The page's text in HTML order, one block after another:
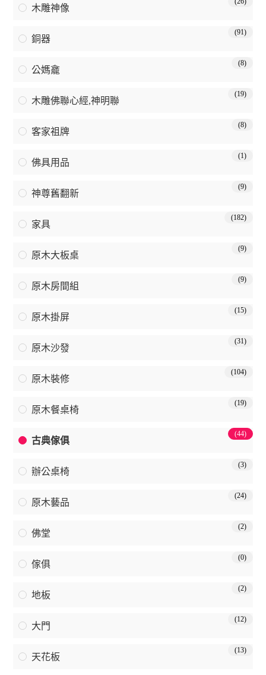
木雕神像
銅器
(91)
公媽龕
(8)
木雕佛聯心經,神明聯
(19)
客家祖牌
(8)
佛具用品
(1)
神尊舊翻新
(9)
家具
(182)
原木大板桌
(9)
原木房間組
(9)
原木掛屏
(15)
原木沙發
(31)
原木裝修
(104)
原木餐桌椅
(19)
古典傢俱
(44)
辦公桌椅
(3)
原木藝品
(24)
佛堂
(2)
傢俱
(0)
地板
(2)
大門
(12)
天花板
(13)